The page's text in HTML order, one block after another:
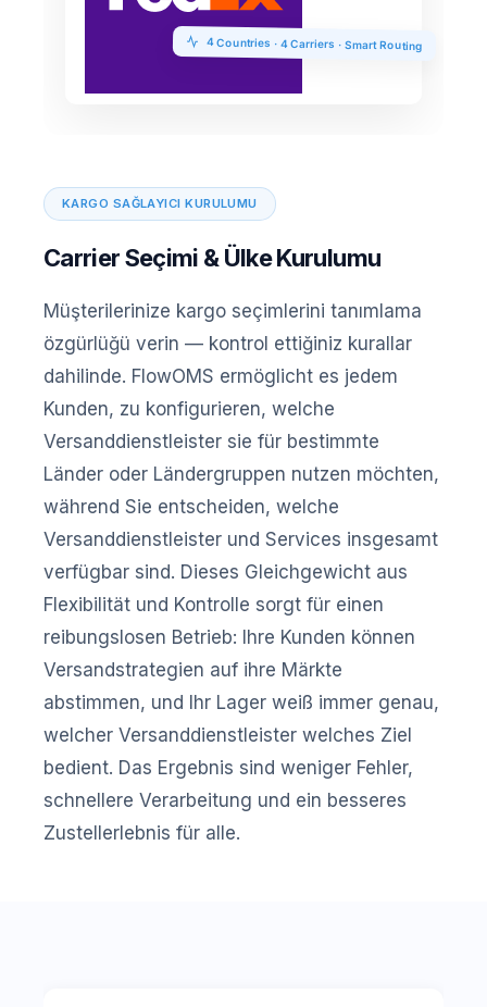
KARGO SAĞLAYICI KURULUMU
Carrier Seçimi & Ülke Kurulumu
Müşterilerinize kargo seçimlerini tanımlama
özgürlüğü verin — kontrol ettiğiniz kurallar
dahilinde. FlowOMS ermöglicht es jedem
Kunden, zu konfigurieren, welche
Versanddienstleister sie für bestimmte
Länder oder Ländergruppen nutzen möchten,
während Sie entscheiden, welche
Versanddienstleister und Services insgesamt
verfügbar sind. Dieses Gleichgewicht aus
Flexibilität und Kontrolle sorgt für einen
reibungslosen Betrieb: Ihre Kunden können
Versandstrategien auf ihre Märkte
abstimmen, und Ihr Lager weiß immer genau,
welcher Versanddienstleister welches Ziel
bedient. Das Ergebnis sind weniger Fehler,
schnellere Verarbeitung und ein besseres
Zustellerlebnis für alle.
4 Countries · 4 Carriers · Smart Routing